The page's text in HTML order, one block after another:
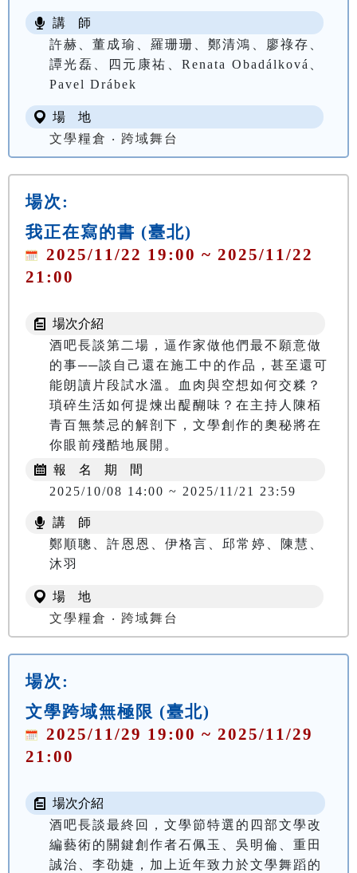
講 師
許赫、董成瑜、羅珊珊、鄭清鴻、廖祿存、
譚光磊、四元康祐、Renata Obadálková、
Pavel Drábek
場 地
文學糧倉 ‧ 跨域舞台
場次:
我正在寫的書 (臺北)
2025/11/22 19:00 ~ 2025/11/22
21:00
場次介紹
酒吧長談第二場，逼作家做他們最不願意做
的事──談自己還在施工中的作品，甚至還可
能朗讀片段試水溫。血肉與空想如何交糅？
瑣碎生活如何提煉出醍醐味？在主持人陳栢
青百無禁忌的解剖下，文學創作的奧秘將在
你眼前殘酷地展開。
報 名 期 間
2025/10/08 14:00 ~ 2025/11/21 23:59
講 師
鄭順聰、許恩恩、伊格言、邱常婷、陳慧、
沐羽
場 地
文學糧倉 ‧ 跨域舞台
場次:
文學跨域無極限 (臺北)
2025/11/29 19:00 ~ 2025/11/29
21:00
場次介紹
酒吧長談最終回，文學節特選的四部文學改
編藝術的關鍵創作者石佩玉、吳明倫、重田
誠治、李劭婕，加上近年致力於文學舞蹈的